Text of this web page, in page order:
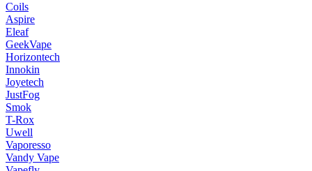
Coils
Aspire
Eleaf
GeekVape
Horizontech
Innokin
Joyetech
JustFog
Smok
T-Rox
Uwell
Vaporesso
Vandy Vape